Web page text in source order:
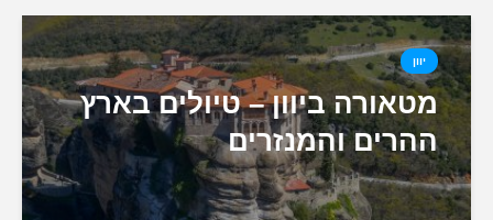
יוון
מטאורה ביוון – טיולים בארץ
ההרים והמנזרים